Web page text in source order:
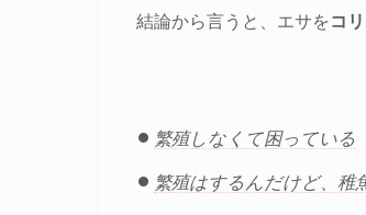
結論から言うと、エサを コ
繁殖しなくて困っている
繁殖はするんだけど、稚